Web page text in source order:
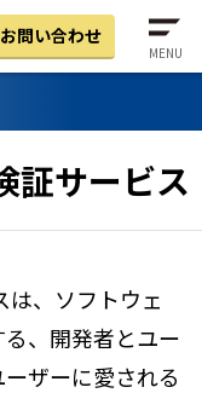
お問い合わせ
MENU
証サービス
は、ソフトウェ
、開発者とユー
ザーに愛される